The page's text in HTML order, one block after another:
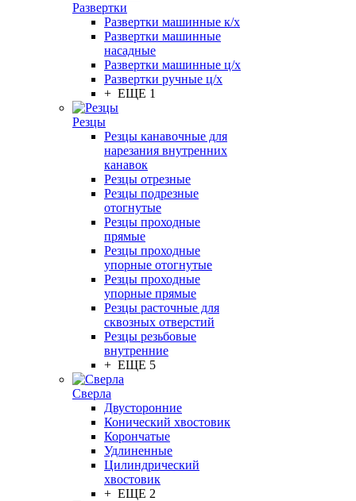
Развертки
Развертки машинные к/х
Развертки машинные
насадные
Развертки машинные ц/х
Развертки ручные ц/х
+ ЕЩЕ 1
Резцы
Резцы канавочные для
нарезания внутренних
канавок
Резцы отрезные
Резцы подрезные
отогнутые
Резцы проходные
прямые
Резцы проходные
упорные отогнутые
Резцы проходные
упорные прямые
Резцы расточные для
сквозных отверстий
Резцы резьбовые
внутренние
+ ЕЩЕ 5
Сверла
Двусторонние
Конический хвостовик
Корончатые
Удлиненные
Цилиндрический
хвостовик
+ ЕЩЕ 2